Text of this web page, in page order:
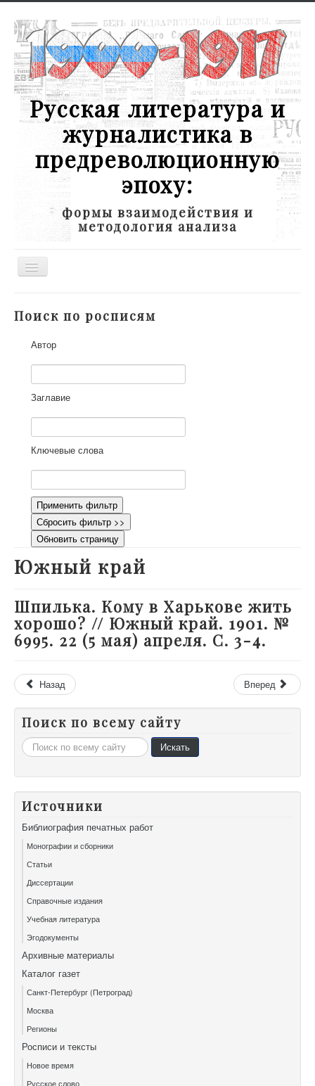
Русская литература и
журналистика в
предреволюционную
эпоху:
формы взаимодействия и
методология анализа
Toggle
Участники
Научная работа
Как работать с сайтом
Контакты
Поиск по росписям
Автор
Заглавие
Ключевые слова
Применить фильтр
Сбросить фильтр >>
Обновить страницу
Южный край
Шпилька. Кому в Харькове жить
хорошо? // Южный край. 1901. №
6995. 22 (5 мая) апреля. С. 3-4.
Назад Вперед
Поиск по всему сайту
Искать... Искать
Источники
Библиография печатных работ
Монографии и сборники
Статьи
Диссертации
Справочные издания
Учебная литература
Эгодокументы
Архивные материалы
Каталог газет
Санкт-Петербург (Петроград)
Москва
Регионы
Росписи и тексты
Новое время
Русское слово